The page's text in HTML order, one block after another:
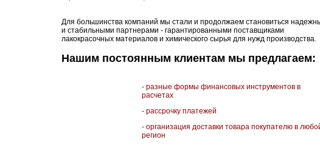
Для большинства компаний мы стали и продолжаем становиться
и стабильными партнерами - гарантированными поставщиками
лакокрасочных материалов и химического сырья для нужд производства.
Нашим постоянным клиентам мы предлагаем:
- разные формы финансовых инструментов в
расчетах
- рассрочку платежей
- организация доставки товара покупателю в
регион